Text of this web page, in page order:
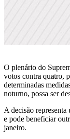
O plenário do
votos contra quatro,
determinadas
noturno, possa ser
A decisão
e pode beneficiar
janeiro.